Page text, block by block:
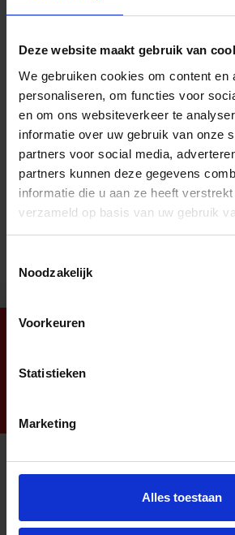
Deze website maakt gebruik van
We gebruiken cookies om content en
personaliseren, om functies voor
en om ons websiteverkeer te
informatie over uw gebruik van onze
partners voor social media,
partners kunnen deze gegevens
informatie die u aan ze heeft
verzameld op basis van uw gebruik
Noodzakelijk
Voorkeuren
Statistieken
Marketing
Alles toestaan
Wringijzers
Aantal producten tonen